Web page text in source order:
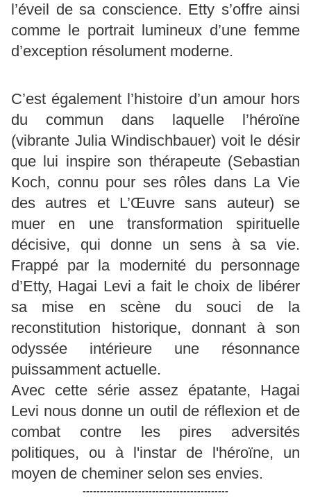
l’éveil de sa conscience. Etty s’offre ainsi
comme le portrait lumineux d’une femme
d’exception résolument moderne.
C’est également l’histoire d’un amour hors
du commun dans laquelle l’héroïne
(vibrante Julia Windischbauer) voit le désir
que lui inspire son thérapeute (Sebastian
Koch, connu pour ses rôles dans La Vie
des autres et L’Œuvre sans auteur) se
muer en une transformation spirituelle
décisive, qui donne un sens à sa vie.
Frappé par la modernité du personnage
d’Etty, Hagai Levi a fait le choix de libérer
sa mise en scène du souci de la
reconstitution historique, donnant à son
odyssée intérieure une résonnance
puissamment actuelle.
Avec cette série assez épatante, Hagai
Levi nous donne un outil de réflexion et de
combat contre les pires adversités
politiques, ou à l'instar de l'héroïne, un
moyen de cheminer selon ses envies.
------------------------------------------